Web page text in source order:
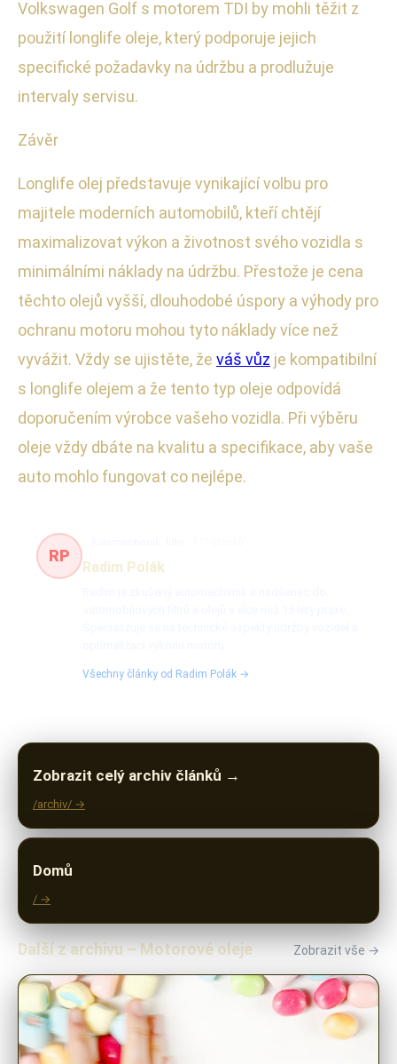
Volkswagen Golf s motorem TDI by mohli těžit z
použití longlife oleje, který podporuje jejich
specifické požadavky na údržbu a prodlužuje
intervaly servisu.
Závěr
Longlife olej představuje vynikající volbu pro
majitele moderních automobilů, kteří chtějí
maximalizovat výkon a životnost svého vozidla s
minimálními náklady na údržbu. Přestože je cena
těchto olejů vyšší, dlouhodobé úspory a výhody pro
ochranu motoru mohou tyto náklady více než
vyvážit. Vždy se ujistěte, že váš vůz je kompatibilní
s longlife olejem a že tento typ oleje odpovídá
doporučením výrobce vašeho vozidla. Při výběru
oleje vždy dbáte na kvalitu a specifikace, aby vaše
auto mohlo fungovat co nejlépe.
RP
Radim Polák
Všechny články od Radim Polák →
Zobrazit celý archiv článků →
/archiv/ →
Domů
/ →
Další z archivu – Motorové oleje Zobrazit vše →